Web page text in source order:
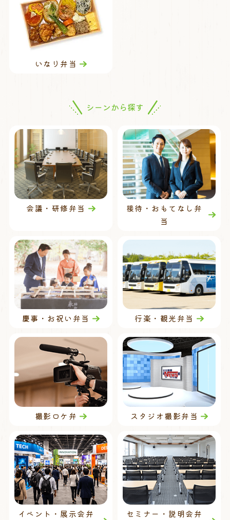
いなり弁当
シーンから探す
会議・研修弁当
接待・おもてなし弁
当
慶事・お祝い弁当 行楽・観光弁当
撮影ロケ弁 スタジオ撮影弁当
イベント・展示会弁
セミナー・説明会弁